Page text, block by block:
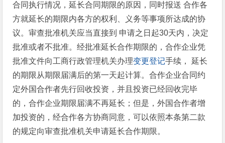
合同执行情况，延长合同期限的原因，同时报送 合作各
方就延长的期限内各方的权利、义务等事项所达成的协
议。审查批准机关应当直接到 申请之日起30天内，决定
批准或者不批准。经批准延长合作期限的，合作企业凭
批准文件向工商行政管理机关办理变更登记手续， 延长
的期限从期限届满后的第一天起计算。合作企业合同约
定外国合作者先行回收投资，并且投资已经回收完毕
的，合作企业期限届满不再延长；但是，外国合作者增
加投资的，经合作各方协商同意，可以依照本条第二款
的规定向审查批准机关申请延长合作期限。